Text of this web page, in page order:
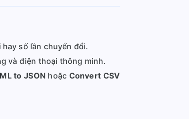
số lần chuyển đổi.
và điện thoại thông minh.
to JSON hoặc Convert CSV